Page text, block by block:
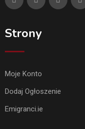
Strony
Moje Konto
Dodaj Ogłoszenie
Emigranci.ie